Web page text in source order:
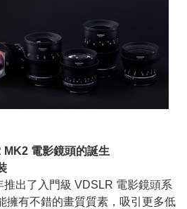
電影鏡頭的誕生
出了入門級 VDSLR 電影鏡頭系
擁有不錯的畫質質素，吸引更多低